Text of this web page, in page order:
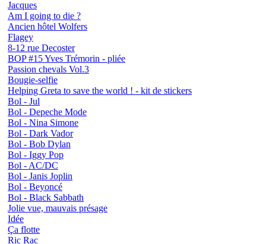
Jacques
Am I going to die ?
Ancien hôtel Wolfers
Flagey
8-12 rue Decoster
BOP #15 Yves Trémorin - pliée
Passion chevals Vol.3
Bougie-selfie
Helping Greta to save the world ! - kit de stickers
Bol - Jul
Bol - Depeche Mode
Bol - Nina Simone
Bol - Dark Vador
Bol - Bob Dylan
Bol - Iggy Pop
Bol - AC/DC
Bol - Janis Joplin
Bol - Beyoncé
Bol - Black Sabbath
Jolie vue, mauvais présage
Idée
Ça flotte
Ric Rac